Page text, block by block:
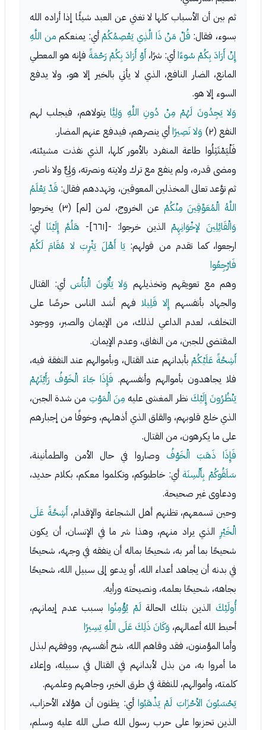
ثم بين أن الأسباب كلها لا تغني عن العبد شيئًا إذا أراده الله
بسوء، فقال: قُلْ مَنْ ذَا الَّذِي يَعْصِمُكُمْأي: يمنعكم من اللَّهِ
إِنْ أَرَادَ بِكُمْ سُوءًاأي: شرًا،أَوْ أَرَادَ بِكُمْ رَحْمَةً فإنه هو المعطي
المانع، الضار النافع، الذي لا يأتي بالخير إلا هو، ولا يدفع
السوء إلا هو.
وَلا يَجِدُونَ لَهُمْ مِنْ دُونِ اللَّهِ وَلِيًّايتولاهم، فيجلب لهم
النفع (٢)
وَلا نَصِيرًاأي ينصرهم، فيدفع عنهم المضار.
فَلْيَمْتَثِلُوا طاعة المنفرد بالأمور كلها، الذي نفذت مشيئته،
ومضى قدره، ولم ينفع مع ترك ولايته ونصرته، وَلِيٌّ ولا ناصر.
ثم توَّعد تعالى المخذلين المعوقين، وتهددهم فقال: قَدْ يَعْلَمُ
اللَّهُ الْمُعَوِّقِينَ مِنْكُمْ عن الخروج، لمن [لم] (٣) يخرجوا
وَالْقَائِلِينَ لإخْوَانِهِمْالذين خرجوا: -[٦٦١]- هَلُمَّ إِلَيْنَا أي:
ارجعوا، كما تقدم من قولهم: يَا أَهْلَ يَثْرِبَ لا مُقَامَ لَكُمْ
فَارْجِعُوا
وهم مع تعويقهم وتخذيلهم وَلا يَأْتُونَ الْبَأْسَ أي: القتال
والجهاد بأنفسهم إِلا قَلِيلا فهم أشد الناس حرصًا على
التخلف، لعدم الداعي لذلك، من الإيمان والصبر، ووجود
المقتضى للجبن، من النفاق، وعدم الإيمان.
أَشِحَّةً عَلَيْكُمْبأبدانهم عند القتال، وبأموالهم عند النفقة فيه،
فلا يجاهدون بأموالهم وأنفسهم. فَإِذَا جَاءَ الْخَوْفُ رَأَيْتَهُمْ
يَنْظُرُونَ إِلَيْكَ نظر المغشى عليه مِنَ الْمَوْتِ من شدة الجبن،
الذي خلع قلوبهم، والقلق الذي أذهلهم، وخوفًا من إجبارهم
على ما يكرهون، من القتال.
فَإِذَا ذَهَبَ الْخَوْفُ وصاروا في حال الأمن والطمأنينة،
سَلَقُوكُمْ بِأَلْسِنَة أي: خاطبوكم، وتكلموا معكم، بكلام حديد،
ودعاوى غير صحيحة.
وحين تسمعهم، تظنهم أهل الشجاعة والإقدام،أَشِحَّةً عَلَى
الْخَيْرِ الذي يراد منهم، وهذا شر ما في الإنسان، أن يكون
شحيحًا بما أمر به، شحيحًا بماله أن ينفقه في وجهه، شحيحًا
في بدنه أن يجاهد أعداء الله، أو يدعو إلى سبيل الله، شحيحًا
بجاهه، شحيحًا بعلمه، ونصيحته ورأيه.
أُولَئِكَ الذين بتلك الحالة لَمْ يُؤْمِنُوا بسبب عدم إيمانهم،
أحبط الله أعمالهم، وَكَانَ ذَلِكَ عَلَى اللَّهِ يَسِيرًا
وأما المؤمنون، فقد وقاهم الله، شح أنفسهم، ووفقهم لبذل
ما أمروا به، من بذل لأبدانهم في القتال في سبيله، وإعلاء
كلمته، وأموالهم، للنفقة في طرق الخير، وجاههم وعلمهم.
يَحْسَبُونَ الأحْزَابَ لَمْ يَذْهَبُوا أي: يظنون أن هؤلاء الأحزاب،
الذين تحزبوا على حرب رسول الله صلى الله عليه وسلم،